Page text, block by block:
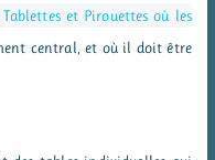
et Pirouettes où les
central, et où il doit être